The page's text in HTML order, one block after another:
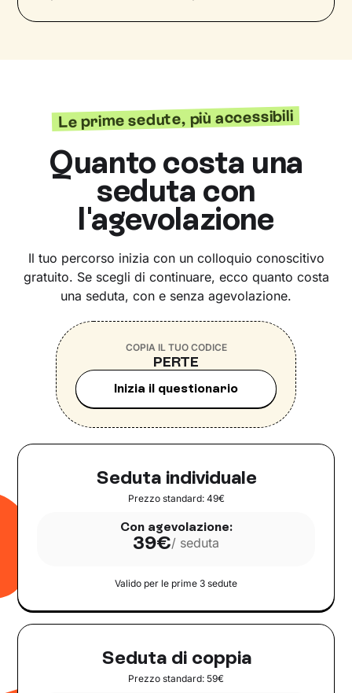
Le prime sedute, più accessibili
Quanto costa una
seduta con
l'agevolazione
Il tuo percorso inizia con un colloquio conoscitivo
gratuito. Se scegli di continuare, ecco quanto costa
una seduta, con e senza agevolazione.
COPIA IL TUO CODICE
PERTE
Inizia il questionario
Seduta individuale
Prezzo standard: 49€
Con agevolazione:
39€/ seduta
Valido per le prime 3 sedute
Seduta di coppia
Prezzo standard: 59€